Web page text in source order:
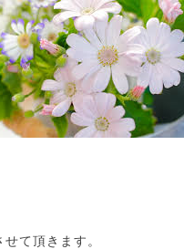
て頂きます。